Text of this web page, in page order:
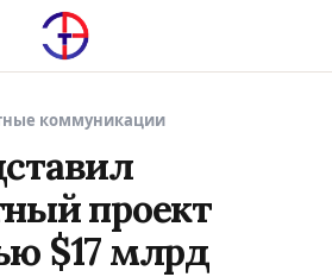
коммуникации
проект
$17 млрд